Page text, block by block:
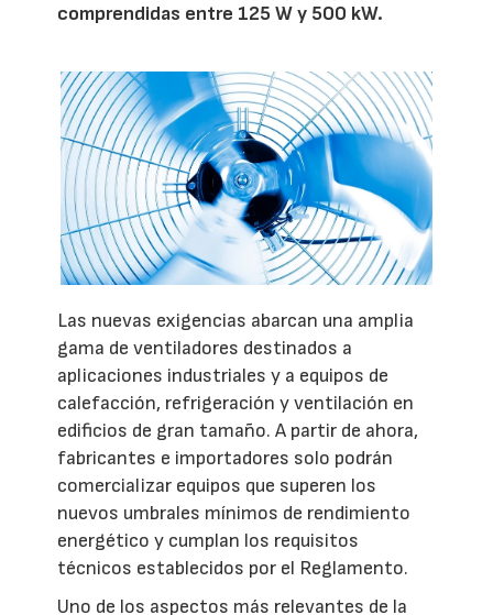
comprendidas entre 125 W y 500 kW.
Las nuevas exigencias abarcan una amplia
gama de ventiladores destinados a
aplicaciones industriales y a equipos de
calefacción, refrigeración y ventilación en
edificios de gran tamaño. A partir de ahora,
fabricantes e importadores solo podrán
comercializar equipos que superen los
nuevos umbrales mínimos de rendimiento
energético y cumplan los requisitos
técnicos establecidos por el Reglamento.
Uno de los aspectos más relevantes de la